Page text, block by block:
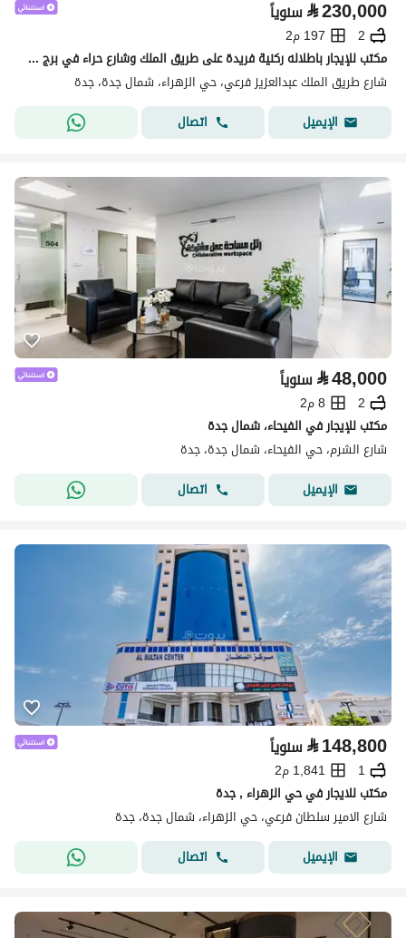
⃁230,000 سنوياً
2
197 م2
مكتب للإيجار باطلاله ركنية فريدة على طريق الملك وشارع حراء في برج كينغ سكوير
شارع طريق الملك عبدالعزيز فرعي، حي الزهراء، شمال جدة، جدة
الإيميل
اتصال
⃁48,000 سنوياً
2
8 م2
مكتب للإيجار في الفيحاء، شمال جدة
شارع الشرم، حي الفيحاء، شمال جدة، جدة
الإيميل
اتصال
⃁148,800 سنوياً
1
1,841 م2
مكتب للايجار في حي الزهراء , جدة
شارع الامير سلطان فرعي، حي الزهراء، شمال جدة، جدة
الإيميل
اتصال